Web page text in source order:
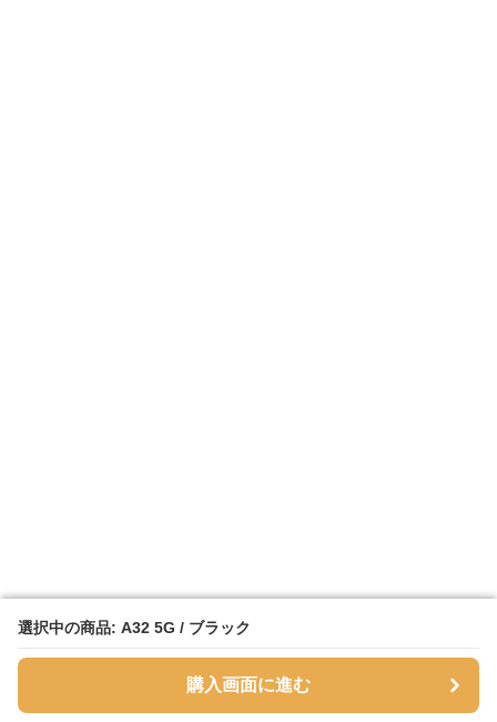
選択中の商品: A32 5G / ブラック
購入画面に進む
選択中の商品: A32 5G / ブラック
購入画面に進む